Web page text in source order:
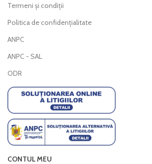
Termeni și condiții
Politica de confidențialitate
ANPC
ANPC - SAL
ODR
CONTUL MEU